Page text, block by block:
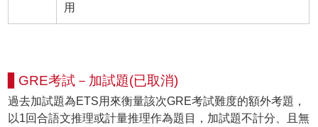
用
▋GRE考試－加試題(已取消)
過去加試題為ETS用來衡量該次GRE考試難度的額外考題，
以1回合語文推理或計量推理作為題目，加試題不計分、且無